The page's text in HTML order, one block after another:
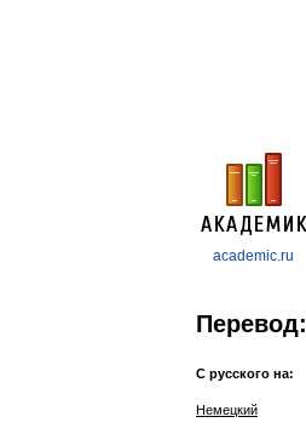
academic.ru
Перевод:
С русского на:
Немецкий